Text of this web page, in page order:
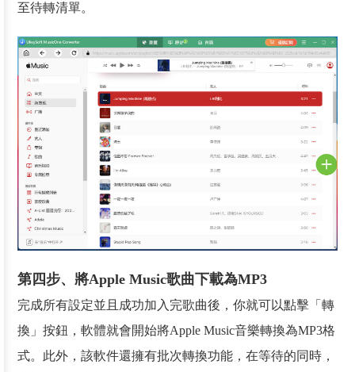
至待轉清單。
第四步、將Apple Music歌曲下載為MP3
完成所有設定並且成功加入完歌曲後，你就可以點擊「轉
換」按鈕，軟體就會開始將Apple Music音樂轉換為MP3格
式。此外，該軟件還擁有批次轉換功能，在等待的同時，